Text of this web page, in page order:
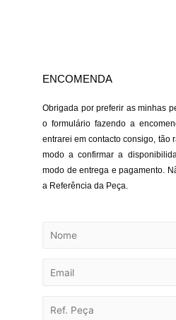
ENCOMENDA
Obrigada por preferir as minhas
o formulário fazendo a
entrarei em contacto consigo, tão
modo a confirmar a
modo de entrega e pagamento.
a Referência da Peça.